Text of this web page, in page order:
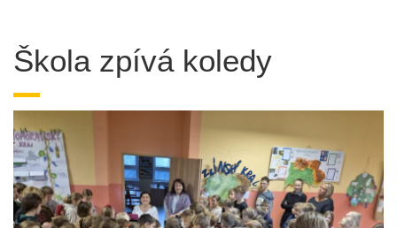
Škola zpívá koledy